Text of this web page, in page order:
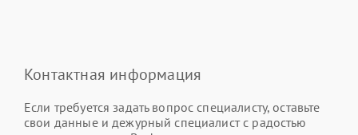
Контактная информация
Если требуется задать вопрос специалисту, оставьте
свои данные и дежурный специалист с радостью